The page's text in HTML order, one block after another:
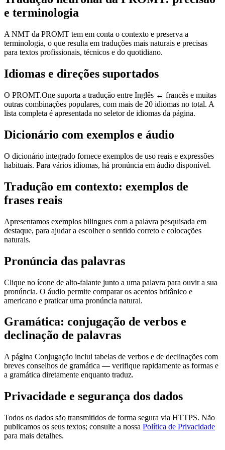
e terminologia
A NMT da PROMT tem em conta o contexto e preserva a
terminologia, o que resulta em traduções mais naturais e precisas
para textos profissionais, técnicos e do quotidiano.
Idiomas e direções suportados
O PROMT.One suporta a tradução entre Inglês ↔ francês e muitas
outras combinações populares, com mais de 20 idiomas no total. A
lista completa é apresentada no seletor de idiomas da página.
Dicionário com exemplos e áudio
O dicionário integrado fornece exemplos de uso reais e expressões
habituais. Para vários idiomas, há pronúncia em áudio disponível.
Tradução em contexto: exemplos de
frases reais
Apresentamos exemplos bilingues com a palavra pesquisada em
destaque, para ajudar a escolher o sentido correto e colocações
naturais.
Pronúncia das palavras
Clique no ícone de alto-falante junto a uma palavra para ouvir a sua
pronúncia. O áudio permite comparar os acentos britânico e
americano e praticar uma pronúncia natural.
Gramática: conjugação de verbos e
declinação de palavras
A página Conjugação inclui tabelas de verbos e de declinações com
breves conselhos de gramática — verifique rapidamente as formas e
a gramática diretamente enquanto traduz.
Privacidade e segurança dos dados
Todos os dados são transmitidos de forma segura via HTTPS. Não
publicamos os seus textos; consulte a nossa Política de Privacidade
para mais detalhes.